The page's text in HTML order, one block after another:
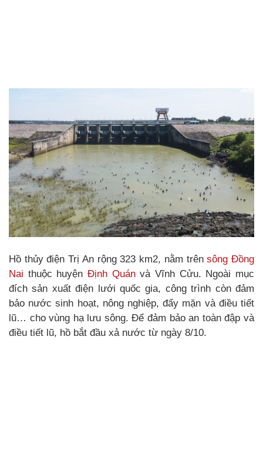
Hồ thủy điện Trị An rộng 323 km2, nằm trênsông Đồng
Nai thuộc huyện Định Quánvà Vĩnh Cửu. Ngoài mục
đích sản xuất điện lưới quốc gia, công trình còn đảm
bảo nước sinh hoạt, nông nghiệp, đẩy mặn và điều tiết
lũ… cho vùng hạ lưu sông. Để đảm bảo an toàn đập và
điều tiết lũ, hồ bắt đầu xả nước từ ngày 8/10.